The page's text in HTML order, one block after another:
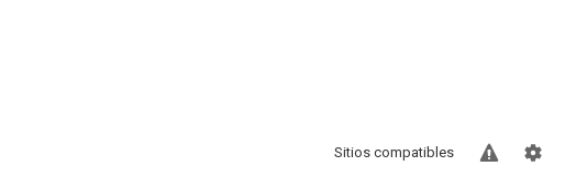
Sitios compatibles